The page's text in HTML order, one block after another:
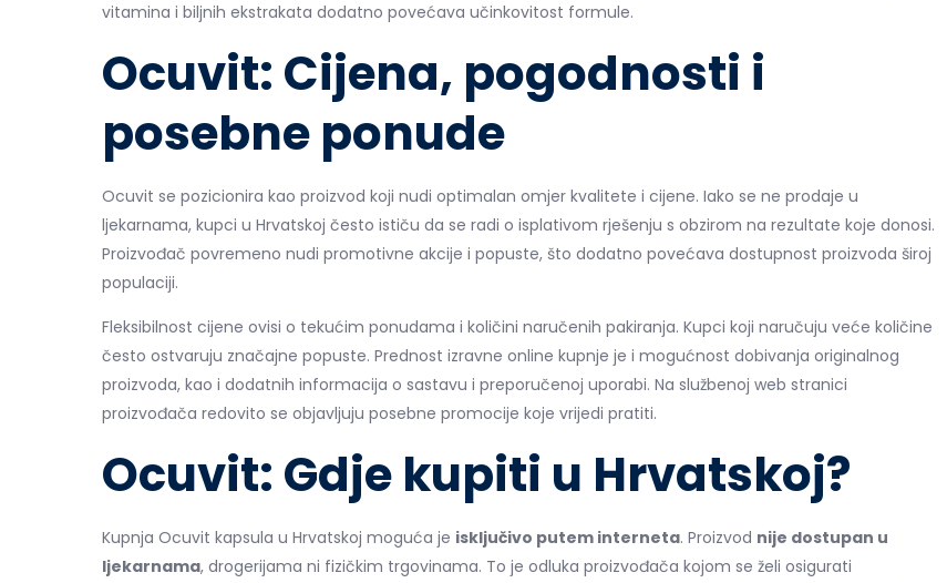
vitamina i biljnih ekstrakata dodatno povećava učinkovitost formule.
Ocuvit: Cijena, pogodnosti i
posebne ponude
Ocuvit se pozicionira kao proizvod koji nudi optimalan omjer kvalitete i cijene. Iako se ne prodaje u
ljekarnama, kupci u Hrvatskoj često ističu da se radi o isplativom rješenju s obzirom na rezultate koje donosi.
Proizvođač povremeno nudi promotivne akcije i popuste, što dodatno povećava dostupnost proizvoda široj
populaciji.
Fleksibilnost cijene ovisi o tekućim ponudama i količini naručenih pakiranja. Kupci koji naručuju veće količine
često ostvaruju značajne popuste. Prednost izravne online kupnje je i mogućnost dobivanja originalnog
proizvoda, kao i dodatnih informacija o sastavu i preporučenoj uporabi. Na službenoj web stranici
proizvođača redovito se objavljuju posebne promocije koje vrijedi pratiti.
Ocuvit: Gdje kupiti u Hrvatskoj?
Kupnja Ocuvit kapsula u Hrvatskoj moguća je isključivo putem interneta. Proizvod nije dostupan u
ljekarnama, drogerijama ni fizičkim trgovinama. To je odluka proizvođača kojom se želi osigurati